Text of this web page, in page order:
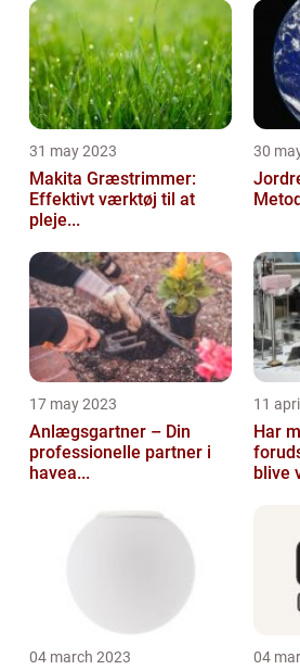
31 may 2023
Makita Græstrimmer:
Effektivt værktøj til at
pleje...
30
17 may 2023
Anlægsgartner – Din
professionelle partner i
havea...
11
Har
blive
04 march 2023 04